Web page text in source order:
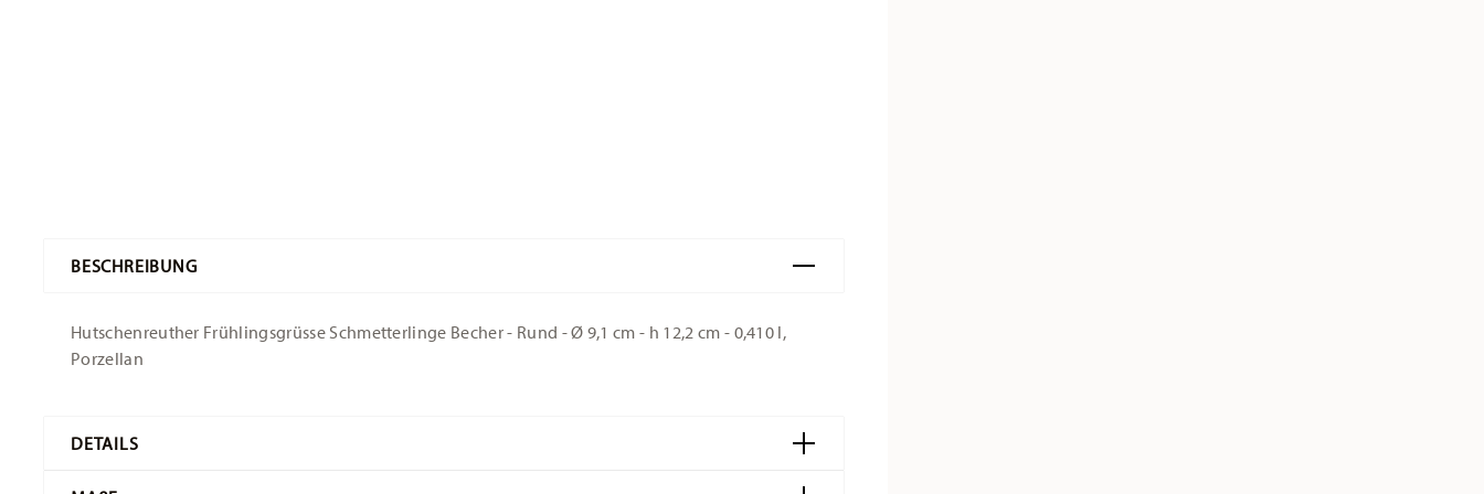
BESCHREIBUNG
Hutschenreuther Frühlingsgrüsse Schmetterlinge Becher - Rund - Ø 9,1 cm - h 12,2 cm - 0,410 l,
Porzellan
DETAILS